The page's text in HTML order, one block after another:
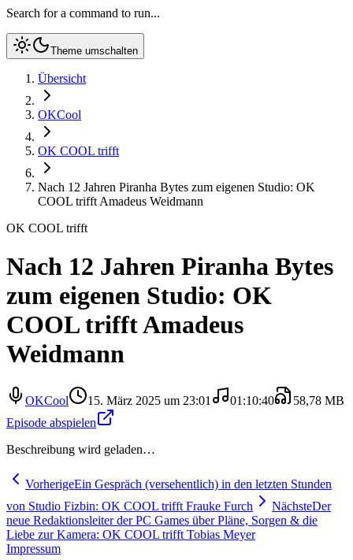
Search for a command to run...
Theme umschalten
Übersicht
OKCool
OK COOL trifft
Nach 12 Jahren Piranha Bytes zum eigenen Studio: OK
COOL trifft Amadeus Weidmann
OK COOL trifft
Nach 12 Jahren Piranha Bytes
zum eigenen Studio: OK
COOL trifft Amadeus
Weidmann
OKCool 15. März 2025 um 23:01 01:10:40
58,78 MB
Episode abspielen
Beschreibung wird geladen…
VorherigeEin Gespräch (versehentlich) in den letzten Stunden
von Studio Fizbin: OK COOL trifft Frauke Furch
NächsteDer
neue Redaktionsleiter der PC Games über Pläne, Sorgen & die
Liebe zur Kamera: OK COOL trifft Tobias Meyer
Impressum